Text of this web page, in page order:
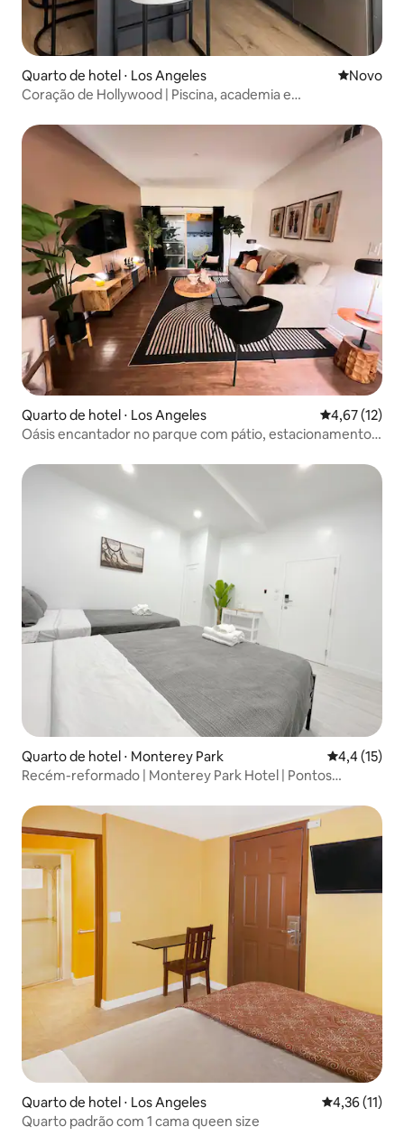
Quarto de hotel ⋅ Los Angeles Novo
Novo
Coração de Hollywood | Piscina, academia e
Quarto de hotel ⋅ Los Angeles 4,67 de uma
4,67 (12)
Oásis encantador no parque com pátio, estacionamento e
Quarto de hotel ⋅ Monterey Park 4,4 de uma
4,4 (15)
Recém-reformado | Monterey Park Hotel | Pontos
Quarto de hotel ⋅ Los Angeles 4,36 de uma
4,36 (11)
Quarto padrão com 1 cama queen size